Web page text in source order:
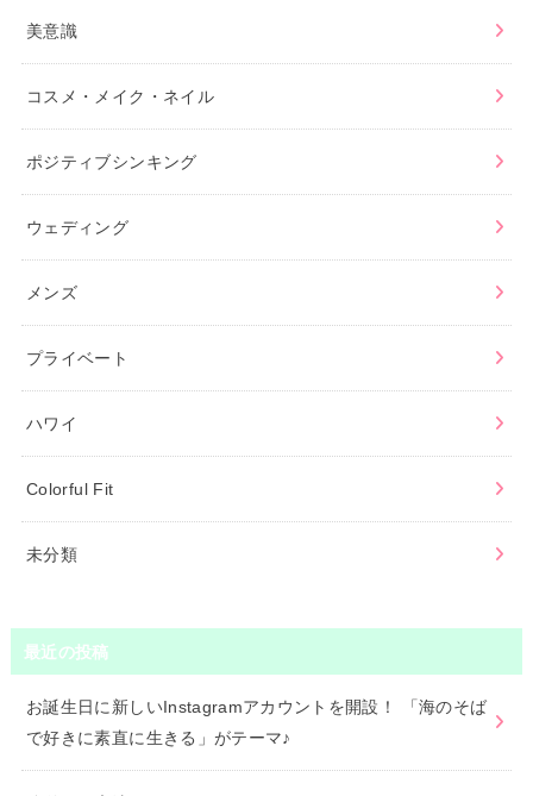
美意識
コスメ・メイク・ネイル
ポジティブシンキング
ウェディング
メンズ
プライベート
ハワイ
Colorful Fit
未分類
最近の投稿
お誕生日に新しいInstagramアカウントを開設！ 「海のそば
で好きに素直に生きる」がテーマ♪